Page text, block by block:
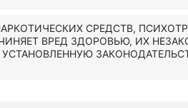
СРЕДСТВ,
ВРЕД ЗДОРОВЬЮ, ИХ